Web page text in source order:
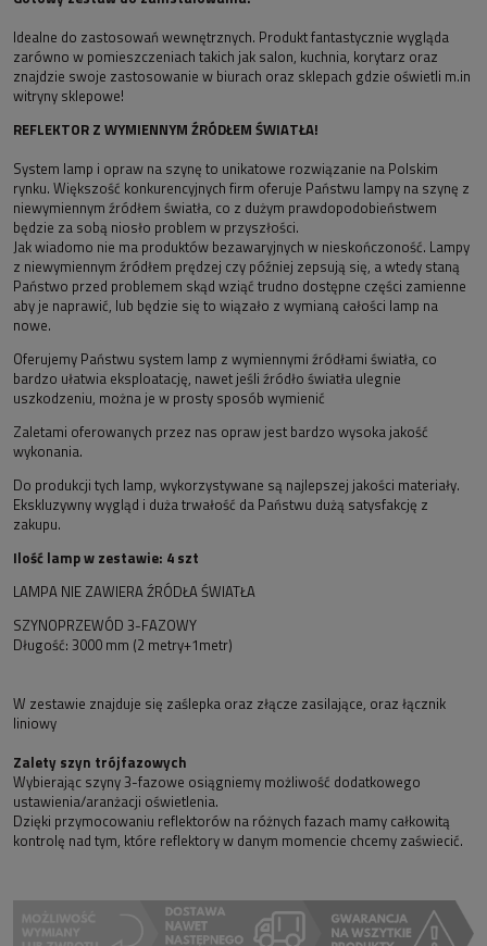
Idealne do zastosowań wewnętrznych. Produkt fantastycznie wygląda
zarówno w pomieszczeniach takich jak salon, kuchnia, korytarz oraz
znajdzie swoje zastosowanie w biurach oraz sklepach gdzie oświetli m.in
witryny sklepowe!
REFLEKTOR Z WYMIENNYM ŹRÓDŁEM ŚWIATŁA!
System lamp i opraw na szynę to unikatowe rozwiązanie na Polskim
rynku. Większość konkurencyjnych firm oferuje Państwu lampy na szynę z
niewymiennym źródłem światła, co z dużym prawdopodobieństwem
będzie za sobą niosło problem w przyszłości.
Jak wiadomo nie ma produktów bezawaryjnych w nieskończoność. Lampy
z niewymiennym źródłem prędzej czy później zepsują się, a wtedy staną
Państwo przed problemem skąd wziąć trudno dostępne części zamienne
aby je naprawić, lub będzie się to wiązało z wymianą całości lamp na
nowe.
Oferujemy Państwu system lamp z wymiennymi źródłami światła, co
bardzo ułatwia eksploatację, nawet jeśli źródło światła ulegnie
uszkodzeniu, można je w prosty sposób wymienić
Zaletami oferowanych przez nas opraw jest bardzo wysoka jakość
wykonania.
Do produkcji tych lamp, wykorzystywane są najlepszej jakości materiały.
Ekskluzywny wygląd i duża trwałość da Państwu dużą satysfakcję z
zakupu.
Ilość lamp w zestawie: 4 szt
LAMPA NIE ZAWIERA ŹRÓDŁA ŚWIATŁA
SZYNOPRZEWÓD 3-FAZOWY
Długość: 3000 mm (2 metry+1metr)
W zestawie znajduje się zaślepka oraz złącze zasilające, oraz łącznik
liniowy
Zalety szyn trójfazowych
Wybierając szyny 3-fazowe osiągniemy możliwość dodatkowego
ustawienia/aranżacji oświetlenia.
Dzięki przymocowaniu reflektorów na różnych fazach mamy całkowitą
kontrolę nad tym, które reflektory w danym momencie chcemy zaświecić.